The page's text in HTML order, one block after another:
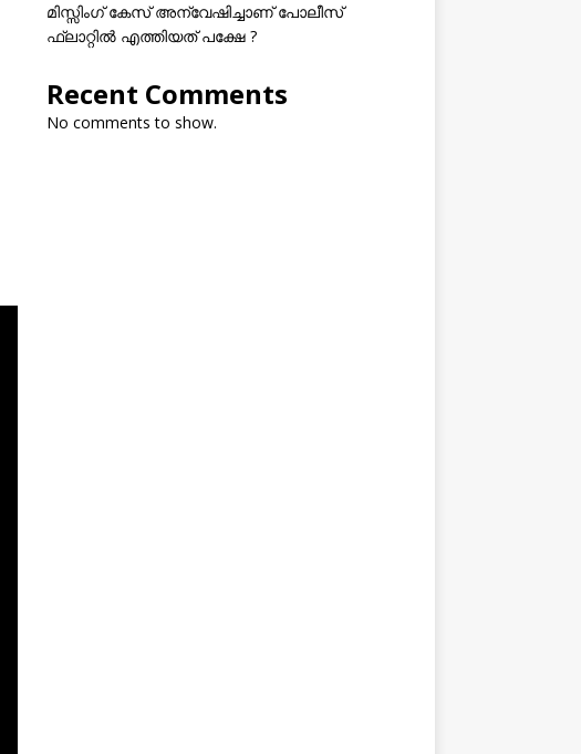
മിസ്സിംഗ് കേസ് അന്വേഷിച്ചാണ് പോലീസ്
ഫ്ലാറ്റിൽ എത്തിയത് പക്ഷേ ?
Recent Comments
No comments to show.